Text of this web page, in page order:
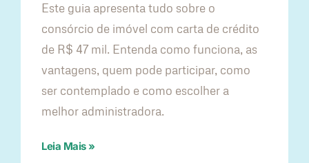
Este guia apresenta tudo sobre o
consórcio de imóvel com carta de crédito
de R$ 47 mil. Entenda como funciona, as
vantagens, quem pode participar, como
ser contemplado e como escolher a
melhor administradora.
Leia Mais »